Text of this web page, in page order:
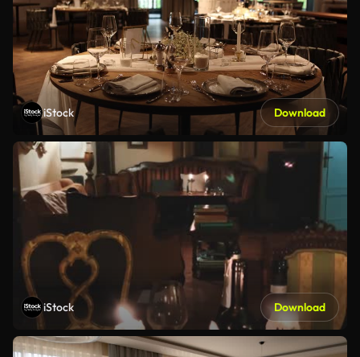
iStock Download
iStock Download